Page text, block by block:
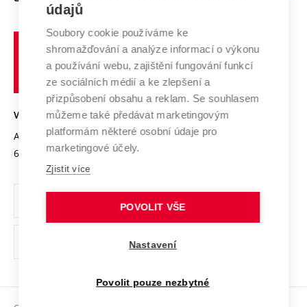
E-přihláška
Systém zajišťování kvality výzkumu
Výzkumné infrastruktury
Transfer znalostí
Open Science
Projekty
Projekty ze strukturálních fondů
Specifický výzkum
Zahraniční spolupráce
Spolupráce se školami
Mezinárodní dohody
Univerzitní sítě
Profil univerzity
Udržitelná univerzita
Podnikavá univerzita / ContriBUTe
Bezpečná univerzita
Vyznamenání
Organizační struktura
Ochrana osobních údajů
odkaz)
učení
technické
Brně
VYSOKÉ UČENÍ TECHNICKÉ V BRNĚ
Antonínská 548/1
602 00 Brno
www.vut.cz
vut@vutbr.cz
údajů
Soubory cookie používáme ke
shromažďování a analýze informací o výkonu
a používání webu, zajištění fungování funkcí
ze sociálních médií a ke zlepšení a
přizpůsobení obsahu a reklam. Se souhlasem
můžeme také předávat marketingovým
platformám některé osobní údaje pro
marketingové účely.
Zjistit více
POVOLIT VŠE
Nastavení
Povolit pouze nezbytné